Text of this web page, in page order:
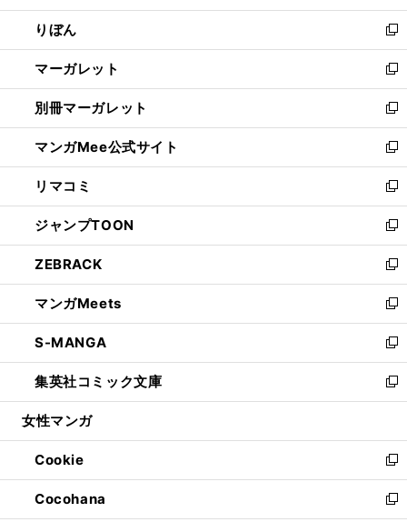
開
く
ウ
で
開
く
ン
ド
ウ
で
開
く
ウ
ィ
ン
ド
ウ
で
開
く
りぼん
新
し
い
ウ
ィ
ン
ド
ウ
で
開
く
マーガレット
新
し
い
ウ
ィ
ン
ド
ウ
で
開
く
別冊マーガレット
新
し
い
ウ
ィ
ン
ド
ウ
で
開
く
マンガMee公式サイト
新
し
い
ウ
ィ
ン
ド
ウ
で
開
く
リマコミ
新
し
い
ウ
ィ
ン
ド
ウ
で
開
く
ジャンプTOON
新
し
い
ウ
ィ
ン
ド
ウ
で
開
ZEBRACK
新
し
い
ウ
ィ
ン
ド
ウ
開
く
マンガMeets
新
し
い
ウ
ィ
ン
ウ
で
開
く
S-MANGA
新
し
い
ウ
ン
ド
ウ
で
開
集英社コミック文庫
新
し
ウ
ィ
ン
ド
ウ
女性マンガ
Cookie
新
し
い
ウ
Cocohana
新
し